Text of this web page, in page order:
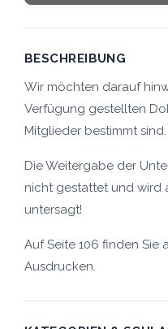
BESCHREIBUNG
Wir möchten darauf
Verfügung gestellten
Mitglieder bestimmt sind.
Die Weitergabe der
nicht gestattet und wird
untersagt!
Auf Seite 106 finden Sie
Ausdrucken.